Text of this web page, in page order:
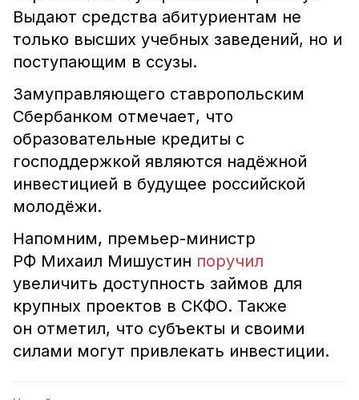
Выдают средства абитуриентам не
только высших учебных заведений, но и
поступающим в ссузы.
Замуправляющего ставропольским
Сбербанком отмечает, что
образовательные кредиты с
господдержкой являются надёжной
инвестицией в будущее российской
молодёжи.
Напомним, премьер-министр
РФ Михаил Мишустин поручил
увеличить доступность займов для
крупных проектов в СКФО. Также
он отметил, что субъекты и своими
силами могут привлекать инвестиции.